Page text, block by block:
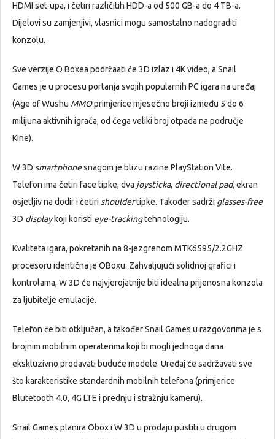
HDMI set-upa, i četiri različitih HDD-a od 500 GB-a do 4 TB-a.
Dijelovi su zamjenjivi, vlasnici mogu samostalno nadograditi
konzolu.
Sve verzije O Boxea podržaati će 3D izlaz i 4K video, a Snail
Games je u procesu portanja svojih popularnih PC igara na uređaj
(Age of Wushu MMOprimjerice mjesečno broji između 5 do 6
milijuna aktivnih igrača, od čega veliki broj otpada na područje
Kine).
W 3D smartphonesnagom je blizu razine PlayStation Vite.
Telefon ima četiri face tipke, dva joysticka, directional pad,ekran
osjetljiv na dodir i četiri shouldertipke. Također sadrži glasses-free
3D displaykoji koristi eye-trackingtehnologiju.
Kvaliteta igara, pokretanih na 8-jezgrenom MTK6595/2.2GHZ
procesoru identična je OBoxu. Zahvaljujući solidnoj grafici i
kontrolama, W 3D će najvjerojatnije biti idealna prijenosna konzola
za ljubitelje emulacije.
Telefon će biti otključan, a također Snail Games u razgovorima je s
brojnim mobilnim operaterima koji bi mogli jednoga dana
ekskluzivno prodavati buduće modele. Uređaj će sadržavati sve
što karakteristike standardnih mobilnih telefona (primjerice
Blutetooth 4.0, 4G LTE i prednju i stražnju kameru).
Snail Games planira Obox i W 3D u prodaju pustiti u drugom